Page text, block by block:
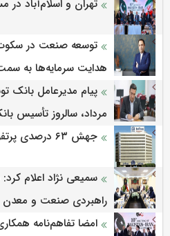
تهران و اسلام‌آباد در
توسعه صنعت در
هدایت سرمایه‌ها به
مرداد، سالروز تأسیس
جهش ۶۳ درصدی پرتفوی بیمه آسیا
راهبردی صنعت و معدن
امضا تفاهم‌نامه